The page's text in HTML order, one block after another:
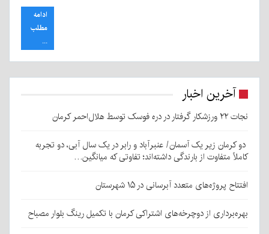
ادامه
مطلب
...
آخرین اخبار
نجات ۲۲ ورزشکار گرفتار در دره فوسک توسط هلال‌احمر کرمان
دو کرمان زیر یک آسمان/ عنبرآباد و رابر در یک سال آبی، دو تجربه
کاملاً متفاوت از بارندگی داشته‌اند؛ تفاوتی که میانگین…
افتتاح پروژه‌های متعدد آبرسانی در ۱۵ شهرستان
بهره‌برداری از دوچرخه‌های اشتراکی کرمان با تکمیل رینگ بلوار مصباح